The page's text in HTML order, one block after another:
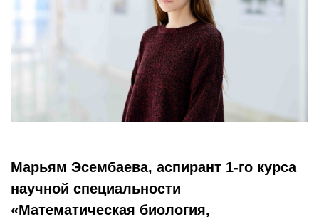
Марьям Эсембаева, аспирант 1-го курса
научной специальности
«Математическая биология,